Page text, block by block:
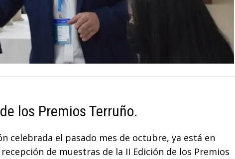
los Premios Terruño.
celebrada el pasado mes de octubre, ya está en
de muestras de la II Edición de los Premios